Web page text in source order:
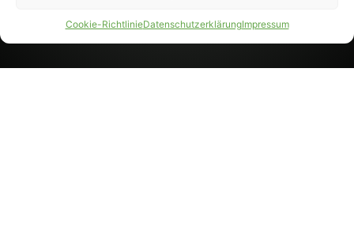
Cookie-RichtlinieDatenschutzerklärungImpressum
PARTNER WERDEN
AGB